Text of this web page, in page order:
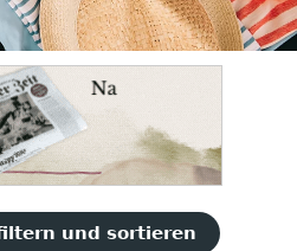
und sortieren